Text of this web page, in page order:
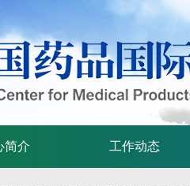
简介 工作动态